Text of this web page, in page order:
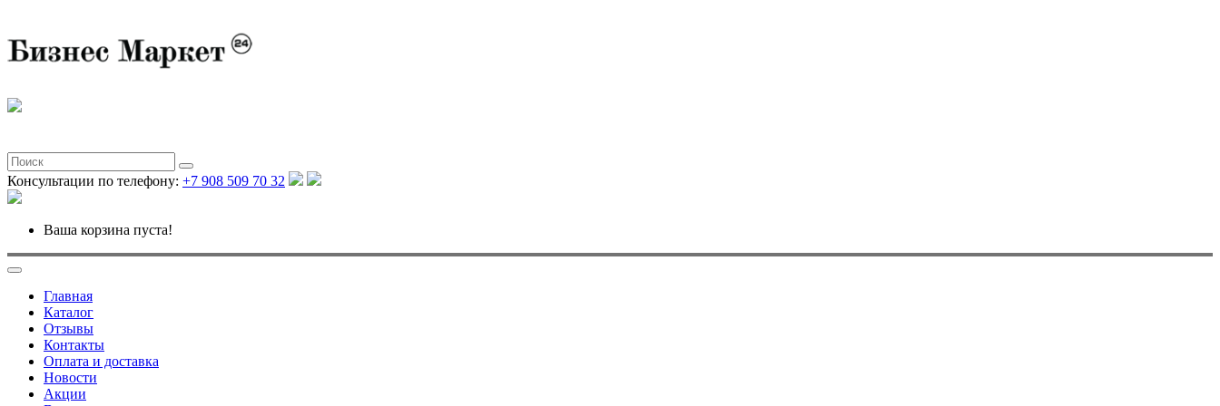
Консультации по телефону: +7 908 509 70 32
Ваша корзина пуста!
Главная
Каталог
Отзывы
Контакты
Оплата и доставка
Новости
Акции